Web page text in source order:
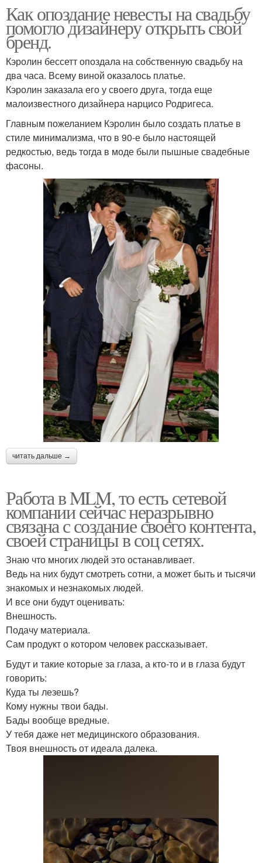
Как опоздание невесты на свадьбу
помогло дизайнеру открыть свой
бренд.
Кэролин бессетт опоздала на собственную свадьбу на
два часа. Всему виной оказалось платье.
Кэролин заказала его у своего друга, тогда еще
малоизвестного дизайнера нарцисо Родригеса.
Главным пожеланием Кэролин было создать платье в
стиле минимализма, что в 90-е было настоящей
редкостью, ведь тогда в моде были пышные свадебные
фасоны.
читать дальше →
Работа в MLM, то есть сетевой
компании сейчас неразрывно
связана с создание своего контента,
своей страницы в соц сетях.
Знаю что многих людей это останавливает.
Ведь на них будут смотреть сотни, а может быть и тысячи
знакомых и незнакомых людей.
И все они будут оценивать:
Внешность.
Подачу материала.
Сам продукт о котором человек рассказывает.
Будут и такие которые за глаза, а кто-то и в глаза будут
говорить:
Куда ты лезешь?
Кому нужны твои бады.
Бады вообще вредные.
У тебя даже нет медицинского образования.
Твоя внешность от идеала далека.